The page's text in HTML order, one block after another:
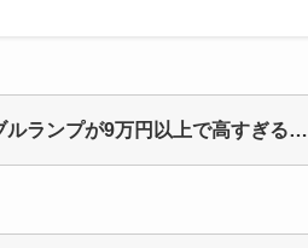
ルランプが9万円以上で高すぎる…